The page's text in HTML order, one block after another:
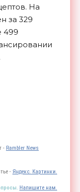
На
за 329
499
- Rambler News
- Яндекс. Картинки.
Напишите нам.